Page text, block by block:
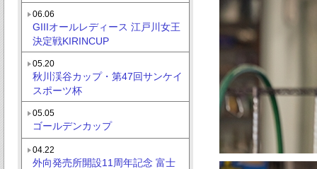
06.06
GIIIオールレディース 江戸川女王
決定戦KIRINCUP
05.20
秋川渓谷カップ・第47回サンケイ
スポーツ杯
05.05
ゴールデンカップ
04.22
外向発売所開設11周年記念 富士